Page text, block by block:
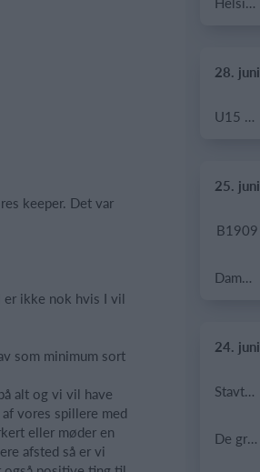
keeper. Det var
er ikke nok hvis I vil
som minimum sort
alt og vi vil have
vores spillere med
eller møder en
afsted så er vi
28. juni
U15 piger
25. juni
B1909
Dame Senior
24. juni
Stavtrup
De grønne bude